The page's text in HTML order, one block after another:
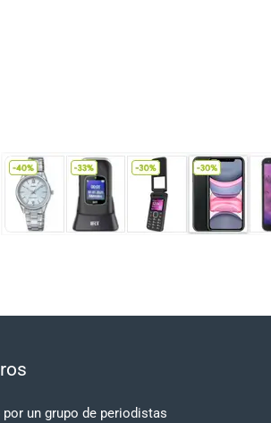
por un grupo de periodistas